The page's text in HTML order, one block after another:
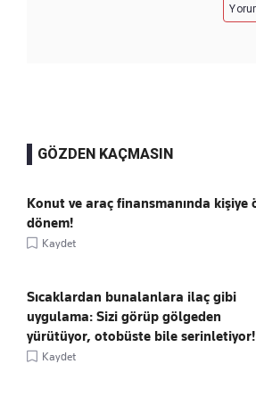
GÖZDEN KAÇMASIN
Konut ve araç finansmanında kişiye
dönem!
Kaydet
Sıcaklardan bunalanlara ilaç gibi
uygulama: Sizi görüp gölgeden
yürütüyor, otobüste bile serinletiyor!
Kaydet